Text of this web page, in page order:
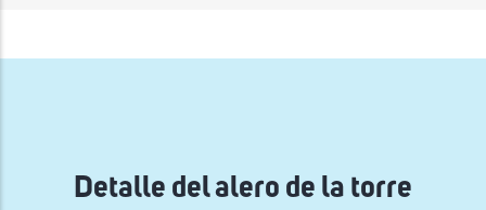
ayuda
Detalle del alero de la torre